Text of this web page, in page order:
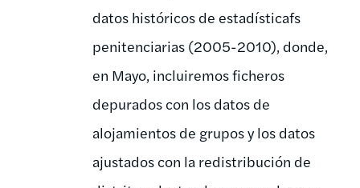
datos históricos de estadísticafs
penitenciarias (2005-2010), donde,
en Mayo, incluiremos ficheros
depurados con los datos de
alojamientos de grupos y los datos
ajustados con la redistribución de